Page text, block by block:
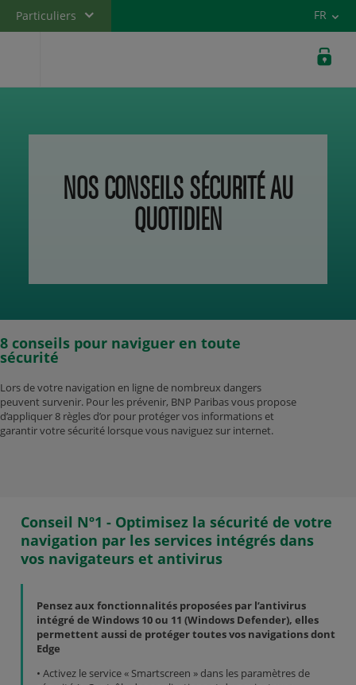
Particuliers FR
NOS CONSEILS SÉCURITÉ AU
QUOTIDIEN
8 conseils pour naviguer en toute
sécurité
Lors de votre navigation en ligne de nombreux dangers
peuvent survenir. Pour les prévenir, BNP Paribas vous propose
d’appliquer 8 règles d’or pour protéger vos informations et
garantir votre sécurité lorsque vous naviguez sur internet.
Conseil Nº1 - Optimisez la sécurité de votre
navigation par les services intégrés dans
vos navigateurs et antivirus
Pensez aux fonctionnalités proposées par l’antivirus
intégré de Windows 10 ou 11 (Windows Defender), elles
permettent aussi de protéger toutes vos navigations dont
Edge
• Activez le service « Smartscreen » dans les paramètres de